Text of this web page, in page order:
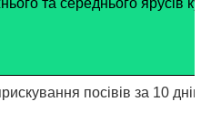
та середнього ярусів
посівів за 10